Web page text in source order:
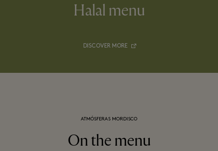
Halal menu
DISCOVER MORE
ATMÓSFERAS MORDISCO
On the menu